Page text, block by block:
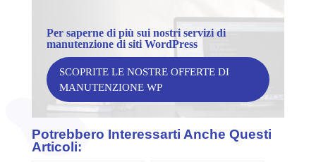
Per saperne di più sui nostri servizi di
manutenzione di siti WordPress
SCOPRITE LE NOSTRE OFFERTE DI
MANUTENZIONE WP
Potrebbero Interessarti Anche Questi
Articoli: